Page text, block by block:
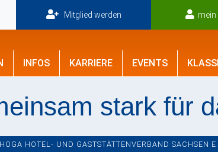
Mitglied werden mein
INFOS KARRIERE EVENTS
stark für
HOTEL- UND GASTSTÄTTENVERBAND SACHSEN